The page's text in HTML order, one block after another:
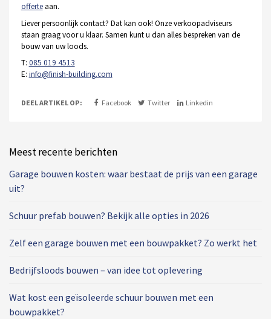
offerteaan.
Liever persoonlijk contact? Dat kan ook! Onze verkoopadviseurs
staan graag voor u klaar. Samen kunt u dan alles bespreken van de
bouw van uw loods.
T: 085 019 4513
E: info@finish-building.com
DEEL ARTIKEL OP: Facebook Twitter Linkedin
Meest recente berichten
Garage bouwen kosten: waar bestaat de prijs van een garage
uit?
Schuur prefab bouwen? Bekijk alle opties in 2026
Zelf een garage bouwen met een bouwpakket? Zo werkt het
Bedrijfsloods bouwen – van idee tot oplevering
Wat kost een geïsoleerde schuur bouwen met een
bouwpakket?